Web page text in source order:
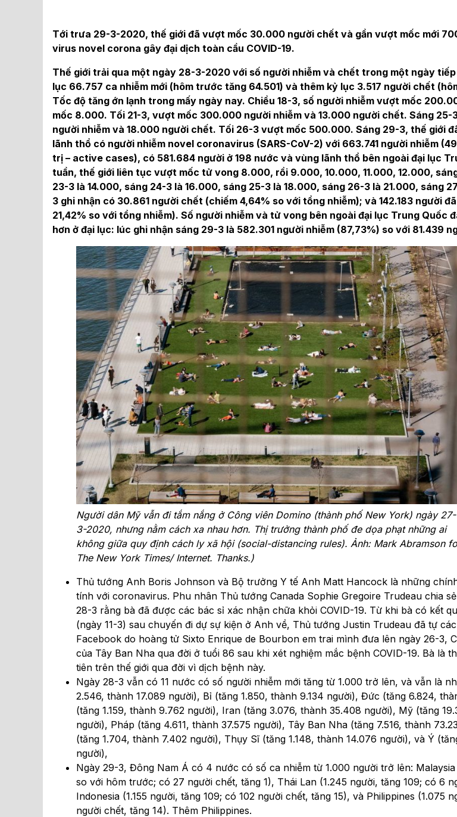
Tới trưa 29-3-2020, thế giới đã vượt mốc 30.000 người chết và gần vượt mốc mới
virus novel corona gây đại dịch toàn cầu COVID-19.
Thế giới trải qua một ngày 28-3-2020 với số người nhiễm và chết trong một ngày
lục 66.757 ca nhiễm mới (hôm trước tăng 64.501) và thêm kỷ lục 3.517 người chết
Tốc độ tăng ớn lạnh trong mấy ngày nay. Chiều 18-3, số người nhiễm vượt mốc
mốc 8.000. Tối 21-3, vượt mốc 300.000 người nhiễm và 13.000 người chết. Sáng
người nhiễm và 18.000 người chết. Tối 26-3 vượt mốc 500.000. Sáng 29-3, thế giới
lãnh thổ có người nhiễm novel coronavirus (SARS-CoV-2) với 663.741 người nhiễm
trị – active cases), có 581.684 người ở 198 nước và vùng lãnh thổ bên ngoài đại lục
tuần, thế giới liên tục vượt mốc tử vong 8.000, rồi 9.000, 10.000, 11.000, 12.000,
23-3 là 14.000, sáng 24-3 là 16.000, sáng 25-3 là 18.000, sáng 26-3 là 21.000, sáng
3 ghi nhận có 30.861 người chết (chiếm 4,64% so với tổng nhiễm); và 142.183 người
21,42% so với tổng nhiễm). Số người nhiễm và tử vong bên ngoài đại lục Trung Quốc
hơn ở đại lục: lúc ghi nhận sáng 29-3 là 582.301 người nhiễm (87,73%) so với 81.439
Người dân Mỹ vẫn đi tắm nắng ở Công viên Domino (thành phố New York) ngày 27-
3-2020, nhưng nằm cách xa nhau hơn. Thị trưởng thành phố đe dọa phạt những ai
không giữa quy định cách ly xã hội (social-distancing rules). Ảnh: Mark Abramson
The New York Times/ Internet. Thanks.)
Thủ tướng Anh Boris Johnson và Bộ trưởng Y tế Anh Matt Hancock là những
tính với coronavirus. Phu nhân Thủ tướng Canada Sophie Gregoire Trudeau chia
28-3 rằng bà đã được các bác sỉ xác nhận chữa khỏi COVID-19. Từ khi bà có kết
(ngày 11-3) sau chuyến đi dự sự kiện ở Anh về, Thủ tướng Justin Trudeau đã tự
Facebook do hoàng tử Sixto Enrique de Bourbon em trai mình đưa lên ngày 26-3,
của Tây Ban Nha qua đời ở tuổi 86 sau khi xét nghiệm mắc bệnh COVID-19. Bà là
tiên trên thế giới qua đời vì dịch bệnh này.
Ngày 28-3 vẫn có 11 nước có số người nhiễm mới tăng từ 1.000 trở lên, và vẫn là
2.546, thành 17.089 người), Bỉ (tăng 1.850, thành 9.134 người), Đức (tăng 6.824,
(tăng 1.159, thành 9.762 người), Iran (tăng 3.076, thành 35.408 người), Mỹ (tăng
người), Pháp (tăng 4.611, thành 37.575 người), Tây Ban Nha (tăng 7.516, thành
(tăng 1.704, thành 7.402 người), Thụy Sĩ (tăng 1.148, thành 14.076 người), và Ý
người),
Ngày 29-3, Đông Nam Á có 4 nước có số ca nhiễm từ 1.000 người trở lên: Malaysia
so với hôm trước; có 27 người chết, tăng 1), Thái Lan (1.245 người, tăng 109; có 6
Indonesia (1.155 người, tăng 109; có 102 người chết, tăng 15), và Philippines (1.075
người chết, tăng 14). Thêm Philippines.